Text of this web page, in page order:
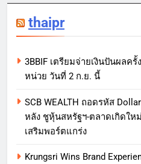
thaipr
3BBIF เตรียมจ่ายเงินปันผลค
หน่วย วันที่ 2 ก.ย. นี้
SCB WEALTH ถอดรหัส
หลัง ชูหุ้นสหรัฐฯ-ตลาดเกิดให
เสริมพอร์ตแกร่ง
Krungsri Wins Brand